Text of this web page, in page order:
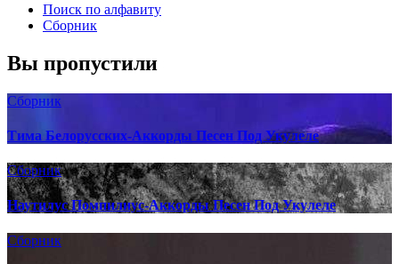
Поиск по алфавиту
Сборник
Вы пропустили
Сборник
Тима Белорусских-Аккорды Песен Под Укулеле
Сборник
Наутилус Помпилиус-Аккорды Песен Под Укулеле
Сборник